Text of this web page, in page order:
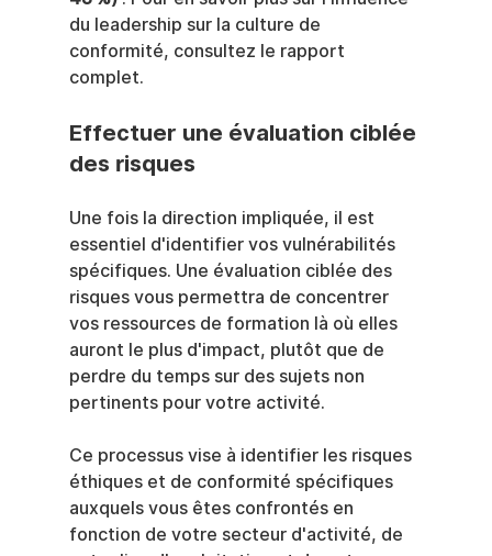
du leadership sur la culture de
conformité, consultez le rapport
complet.
Effectuer une évaluation ciblée
des risques
Une fois la direction impliquée, il est
essentiel d'identifier vos vulnérabilités
spécifiques. Une évaluation ciblée des
risques vous permettra de concentrer
vos ressources de formation là où elles
auront le plus d'impact, plutôt que de
perdre du temps sur des sujets non
pertinents pour votre activité.
Ce processus vise à identifier les risques
éthiques et de conformité spécifiques
auxquels vous êtes confrontés en
fonction de votre secteur d'activité, de